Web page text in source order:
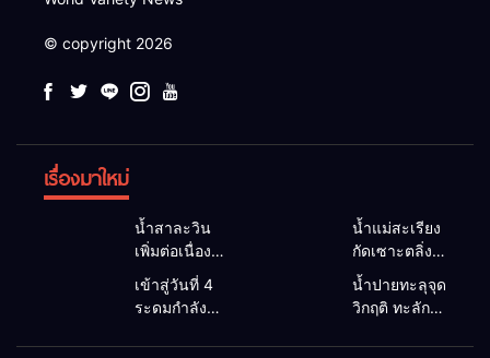
© copyright 2026
เรื่องมาใหม่
น้ำสาละวิน
เพิ่มต่อเนื่อง
อบต.แม่สาม
แลบเตือนชาว
ริมน้ำยกของ
ขึ้นที่สูง หวั่น
น้ำแม่สะเรียง
กัดเซาะตลิ่ง
พัง 5 เมตร
หน้าดินถล่ม
กว้าง 30
เมตร จ่อบ้าน
เข้าสู่วันที่ 4
ระดมกำลังทุก
ค้นหาชายวัย
น้ำปายทะลุจุด
วิกฤติ ทะลัก
เกษตร–บ้าน